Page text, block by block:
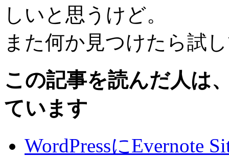
しいと思うけど。
また何か見つけたら試
この記事を読んだ人は
ています
WordPressにEvernote